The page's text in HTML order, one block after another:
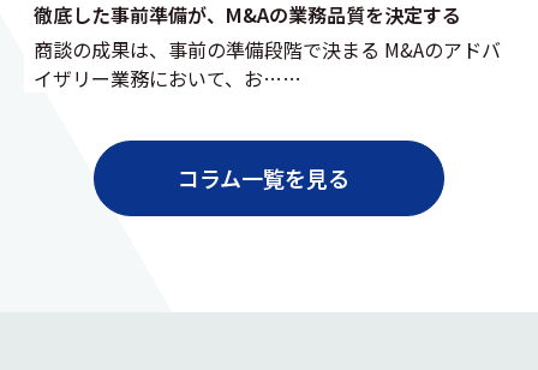
徹底した事前準備が、M&Aの業務品質を決定する
商談の成果は、事前の準備段階で決まる M&Aのアドバ
イザリー業務において、お……
コラム一覧を見る